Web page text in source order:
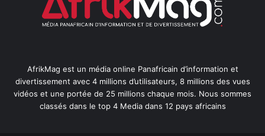
AfrikMag est un média online Panafricain d’information et
divertissement avec 4 millions d’utilisateurs, 8 millions des vues
vidéos et une portée de 25 millions chaque mois. Nous sommes
classés dans le top 4 Media dans 12 pays africains